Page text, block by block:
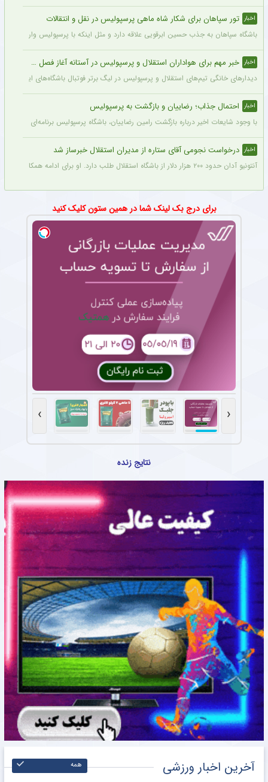
اخبار تور سپاهان برای شکار شاه ماهی پرسپولیس در نقل و انتقالات
باشگاه سپاهان به جذب حسین ابرقویی علاقه دارد و مثل اینکه با پرسپولیس وارد
اخبار خبر مهم برای هواداران استقلال و پرسپولیس در آستانه آغاز فصل جدید
دیدارهای خانگی تیم‌های استقلال و پرسپولیس در لیگ برتر فوتبال باشگاه‌های ایران در
اخبار احتمال جذاب؛ رضاییان و بازگشت به پرسپولیس
با وجود شایعات اخیر درباره بازگشت رامین رضاییان، باشگاه پرسپولیس برنامه‌ای برای
اخبار درخواست نجومی آقای ستاره از مدیران استقلال خبرساز شد
آنتونیو آدان حدود ۲۰۰ هزار دلار از باشگاه استقلال طلب دارد. او برای ادامه همکاری حاضر شد نیمی از آن را ببخشد اما او برای قرارداد فصل جدید، مبلغی در حدود ۶۰۰ هزار دلار طلب کرد.
برای درج بک لینک شما در همین ستون کلیک کنید
‹
›
نتایج زنده
آخرین اخبار ورزشی همه